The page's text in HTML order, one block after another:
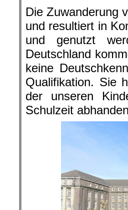
Die Zuwanderung
und resultiert in
und genutzt
Deutschland
keine
Qualifikation. Sie
der unseren
Schulzeit